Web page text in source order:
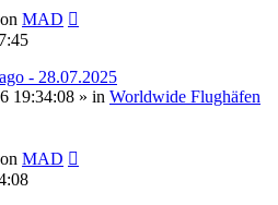
MAD
- 28.07.2025
19:34:08 » in Worldwide Flughäfen
MAD